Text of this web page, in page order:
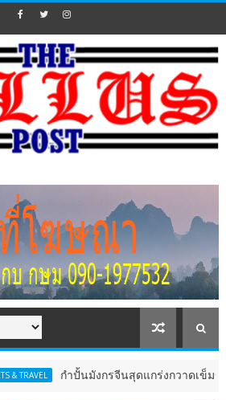
กำปั้นมังกรจีนสุดแกร่งกวาดเข็มขัดสหพันธ์มว